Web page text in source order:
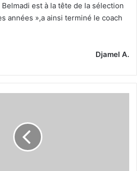
est à la tête de la sélection
années »,a ainsi terminé le coach
Djamel A.